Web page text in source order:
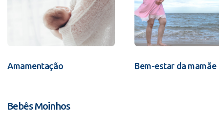
Amamentação Bem-estar da mamãe
Bebês Moinhos